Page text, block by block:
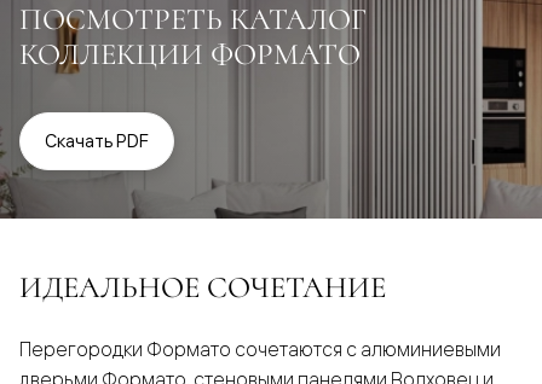
ПОСМОТРЕТЬ КАТАЛОГ
КОЛЛЕКЦИИ ФОРМАТО
Скачать PDF
ИДЕАЛЬНОЕ СОЧЕТАНИЕ
Перегородки Формато сочетаются с алюминиевыми